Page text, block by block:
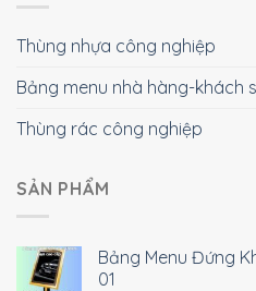
Thùng nhựa công nghiệp
Bảng menu nhà hàng-khách
Thùng rác công nghiệp
SẢN PHẨM
Bảng Menu Đứng
01